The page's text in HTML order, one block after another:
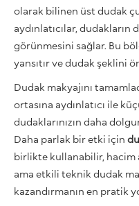
olarak bilinen üst dudak
aydınlatıcılar,
görünmesini sağlar. Bu
yansıtır ve dudak şeklini
Dudak makyajını
ortasına aydınlatıcı ile
dudaklarınızın daha
Daha parlak bir etki için
birlikte kullanabilir, hacim
ama etkili teknik dudak
kazandırmanın en pratik